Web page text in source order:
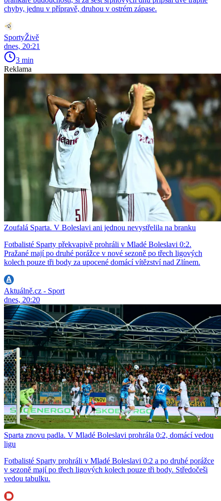
chyby, jednu v přípravě, druhou v ostrém zápase.
SportyŽivě
dnes, 20:21
3 min
Reklama
Zoufalá Sparta. V Boleslavi ani jednou nevystřelila na branku
Fotbalisté Sparty překvapivě prohráli v Mladé Boleslavi 0:2.
Pražané mají po druhé porážce v nové sezoně po třech ligových
kolech pouze tři body za upocené domácí vítězství nad Zlínem.
Aktuálně.cz - Sport
dnes, 20:20
Sparta znovu padla. V Mladé Boleslavi prohrála 0:2, domácí vedou
ligu
Fotbalisté Sparty prohráli v Mladé Boleslavi 0:2 a po druhé porážce
v sezoně mají po třech ligových kolech pouze tři body. Středočeši
vedou tabulku.